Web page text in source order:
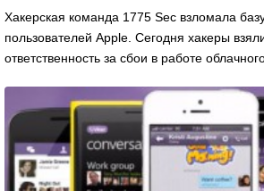
Хакерская команда 1775 Sec взломала
пользователей Apple. Сегодня хакеры
ответственность за сбои в работе